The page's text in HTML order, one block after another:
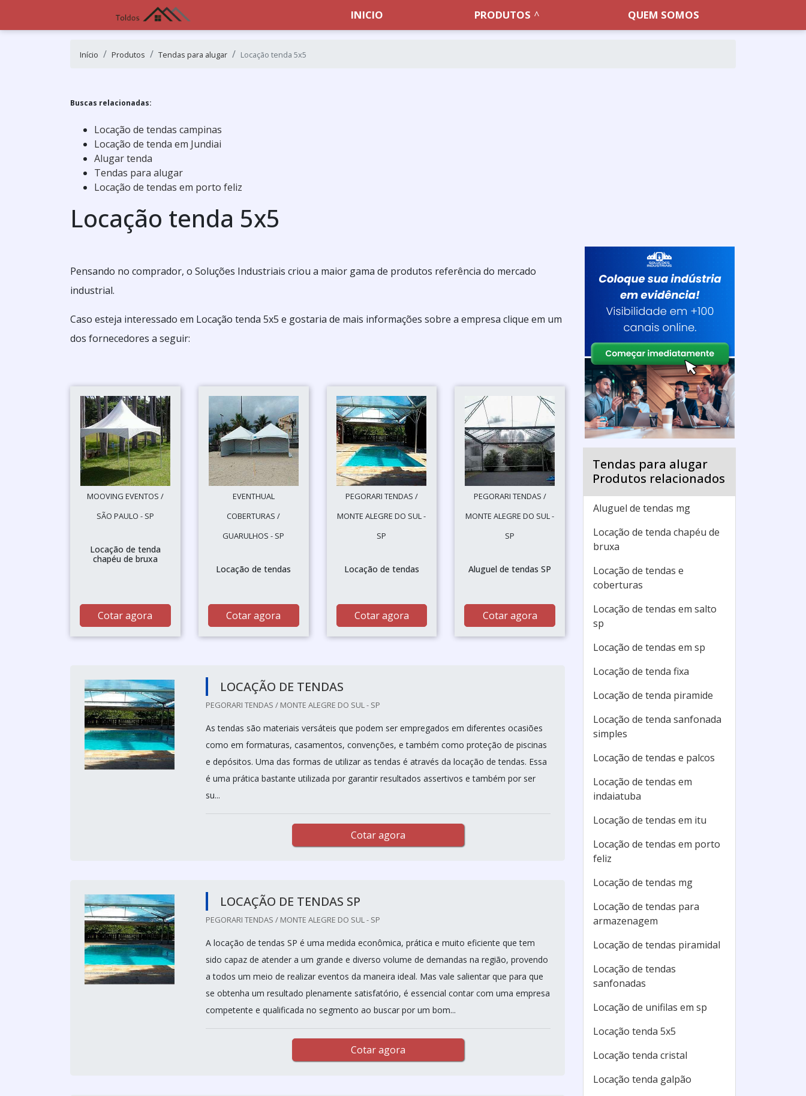
INICIO PRODUTOS QUEM SOMOS
Início Produtos Tendas para alugar Locação tenda 5x5
Buscas relacionadas:
Locação de tendas campinas
Locação de tenda em Jundiai
Alugar tenda
Tendas para alugar
Locação de tendas em porto feliz
Locação tenda 5x5
Pensando no comprador, o Soluções Industriais criou a maior gama de produtos referência do mercado
industrial.
Caso esteja interessado em Locação tenda 5x5 e gostaria de mais informações sobre a empresa clique em um
dos fornecedores a seguir:
MOOVING EVENTOS /
SÃO PAULO - SP
Locação de tenda
chapéu de bruxa
Cotar agora
EVENTHUAL
COBERTURAS /
GUARULHOS - SP
Locação de tendas
Cotar agora
PEGORARI TENDAS /
MONTE ALEGRE DO SUL -
SP
Locação de tendas
Cotar agora
PEGORARI TENDAS /
MONTE ALEGRE DO SUL -
SP
Aluguel de tendas SP
Cotar agora
LOCAÇÃO DE TENDAS
PEGORARI TENDAS / MONTE ALEGRE DO SUL - SP
As tendas são materiais versáteis que podem ser empregados em diferentes ocasiões
como em formaturas, casamentos, convenções, e também como proteção de piscinas
e depósitos. Uma das formas de utilizar as tendas é através da locação de tendas. Essa
é uma prática bastante utilizada por garantir resultados assertivos e também por ser
su...
Cotar agora
LOCAÇÃO DE TENDAS SP
PEGORARI TENDAS / MONTE ALEGRE DO SUL - SP
A locação de tendas SP é uma medida econômica, prática e muito eficiente que tem
sido capaz de atender a um grande e diverso volume de demandas na região, provendo
a todos um meio de realizar eventos da maneira ideal. Mas vale salientar que para que
se obtenha um resultado plenamente satisfatório, é essencial contar com uma empresa
competente e qualificada no segmento ao buscar por um bom...
Cotar agora
Tendas para alugar
Produtos relacionados
Aluguel de tendas mg
Locação de tenda chapéu de
bruxa
Locação de tendas e
coberturas
Locação de tendas em salto
sp
Locação de tendas em sp
Locação de tenda fixa
Locação de tenda piramide
Locação de tenda sanfonada
simples
Locação de tendas e palcos
Locação de tendas em
indaiatuba
Locação de tendas em itu
Locação de tendas em porto
feliz
Locação de tendas mg
Locação de tendas para
armazenagem
Locação de tendas piramidal
Locação de tendas
sanfonadas
Locação de unifilas em sp
Locação tenda 5x5
Locação tenda cristal
Locação tenda galpão